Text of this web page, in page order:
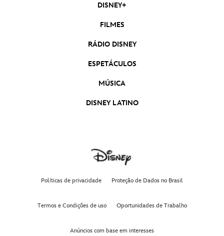
DISNEY+
FILMES
RÁDIO DISNEY
ESPETÁCULOS
MÚSICA
DISNEY LATINO
Políticas de privacidade Proteção de Dados no Brasil
Termos e Condições de uso Oportunidades de Trabalho
Anúncios com base em interesses